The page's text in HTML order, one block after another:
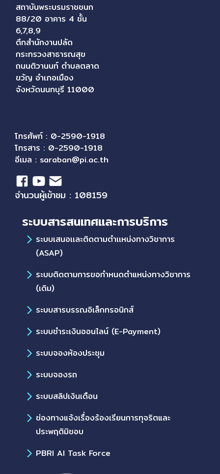
สถาบันพระบรมราชชนก
88/20 อาคาร 4 ชั้น
6,7,8,9
ตึกสำนักงานปลัด
กระทรวงสาธารณสุข
ถนนติวานนท์ ตำบลตลาด
ขวัญ อำเภอเมือง
จังหวัดนนทบุรี 11000
โทรศัพท์ : 0-2590-1918
โทรสาร : 0-2590-1918
อีเมล : saraban@pi.ac.th
จำนวนผู้เข้าชม : 108159
ระบบสารสนเทศและการบริการ
ระบบเสนอเเละติดตามตำเเหน่งทางวิชาการ
(ASAP)
ระบบติดตามการขอกำหนดตำแหน่งทางวิชาการ
(เดิม)
ระบบสารบรรณอิเล็กทรอนิกส์
ระบบชำระเงินออนไลน์ (E-Payment)
ระบบจองห้องประชุม
ระบบจองรถ
ระบบสลิปเงินเดือน
ช่องทางแจ้งเรื่องร้องเรียนการทุจริตและ
ประพฤติมิชอบ
PBRI AI Task Force